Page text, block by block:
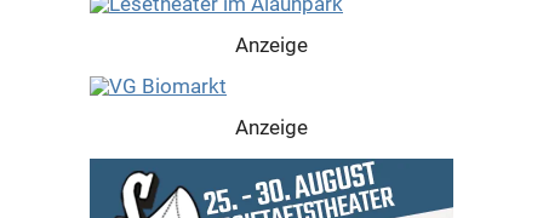
Anzeige
Anzeige